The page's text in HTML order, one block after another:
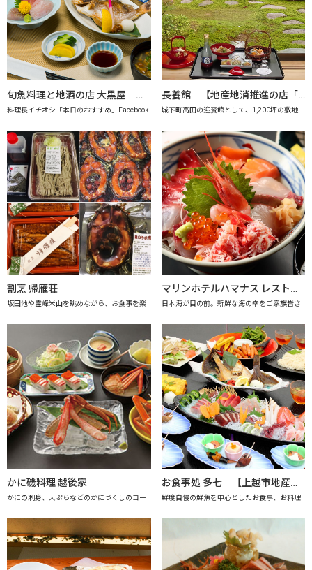
旬魚料理と地酒の店 大黒屋 【地産地消推進の店「プレミアム認定店」】
料理長イチオシ「本日のおすすめ」Facebook
長養館 【地産地消推進の店「プレミアム認定店」】
城下町高田の迎賓館として、1,200坪の敷地
割烹 帰雁荘
坂田池や霊峰米山を眺めながら、お食事を楽
マリンホテルハマナス レストラン海月【地産地消推進の店「プレミアム認定店」】
日本海が目の前。新鮮な海の幸をご家族皆さ
かに磯料理 越後家
かにの刺身、天ぷらなどのかにづくしのコー
お食事処 多七 【上越市地産地消推進の店認定店】
鮮度自慢の鮮魚を中心としたお食事、お料理